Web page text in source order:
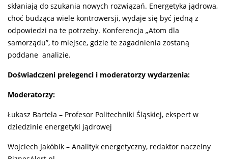
skłaniają do szukania nowych rozwiązań. Energetyka jądrowa,
choć budząca wiele kontrowersji, wydaje się być jedną z
odpowiedzi na te potrzeby. Konferencja „Atom dla
samorządu”, to miejsce, gdzie te zagadnienia zostaną
poddane analizie.
Doświadczeni prelegenci i moderatorzy wydarzenia:
Moderatorzy:
Łukasz Bartela – Profesor Politechniki Śląskiej, ekspert w
dziedzinie energetyki jądrowej
Wojciech Jakóbik – Analityk energetyczny, redaktor naczelny